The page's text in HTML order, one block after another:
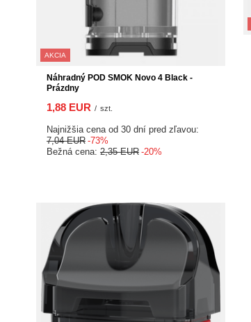
AKCIA
Náhradný POD SMOK Novo 4 Black -
Prázdny
1,88 EUR / szt.
Najnižšia cena od 30 dní pred zľavou:
7,04 EUR -73%
Bežná cena: 2,35 EUR -20%